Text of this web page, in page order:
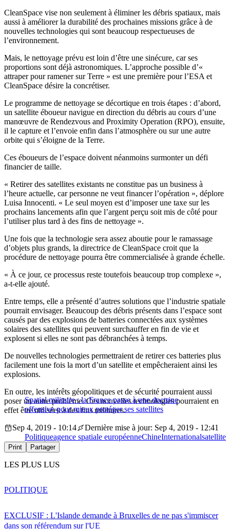
CleanSpace vise non seulement à éliminer les débris spatiaux, mais
aussi à améliorer la durabilité des prochaines missions grâce à de
nouvelles technologies qui sont beaucoup respectueuses de
l’environnement.
Mais, le nettoyage prévu est loin d’être une sinécure, car ses
proportions sont déjà astronomiques. L’approche possible d’«
attraper pour ramener sur Terre » est une première pour l’ESA et
CleanSpace désire la concrétiser.
Le programme de nettoyage se décortique en trois étapes : d’abord,
un satellite éboueur navigue en direction du débris au cours d’une
manœuvre de Rendezvous and Proximity Operation (RPO), ensuite,
il le capture et l’envoie enfin dans l’atmosphère ou sur une autre
orbite qui s’éloigne de la Terre.
Ces éboueurs de l’espace doivent néanmoins surmonter un défi
financier de taille.
« Retirer des satellites existants ne constitue pas un business à
l’heure actuelle, car personne ne veut financer l’opération », déplore
Luisa Innocenti. « Le seul moyen est d’imposer une taxe sur les
prochains lancements afin que l’argent perçu soit mis de côté pour
l’utiliser plus tard à des fins de nettoyage ».
Une fois que la technologie sera assez aboutie pour le ramassage
d’objets plus grands, la directrice de CleanSpace croit que la
procédure de nettoyage pourra être commercialisée à grande échelle.
« À ce jour, ce processus reste toutefois beaucoup trop complexe »,
a-t-elle ajouté.
Entre temps, elle a présenté d’autres solutions que l’industrie spatiale
pourrait envisager. Beaucoup des débris présents dans l’espace sont
causés par des explosions de batteries connectées aux systèmes
solaires des satellites qui peuvent surchauffer en fin de vie et
explosent si elles ne sont pas débranchées à temps.
De nouvelles technologies permettraient de retirer ces batteries plus
facilement une fois la mort d’un satellite et empêcheraient ainsi les
explosions.
Spatial militaire : la France passe à une doctrine
offensive pour mieux protéger ses satellites
En outre, les intérêts géopolitiques et de sécurité pourraient aussi
poser un autre problème. Ces nouvelles technologies pourraient en
effet être utilisées à des fins militaires.
Sep 4, 2019 - 10:14
Dernière mise à jour: Sep 4, 2019 - 12:41
Politiqueagence spatiale européenneChineInternationalsatellite
Print Partager
LES PLUS LUS
EXCLUSIF : L'Islande demande à Bruxelles de ne pas s'immiscer
dans son référendum sur l'UE
POLITIQUE